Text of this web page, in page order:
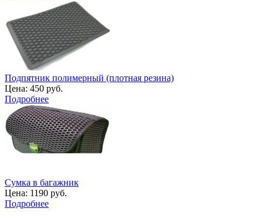
Подпятник полимерный (плотная резина)
Цена: 450 руб.
Подробнее
Сумка в багажник
Цена: 1190 руб.
Подробнее